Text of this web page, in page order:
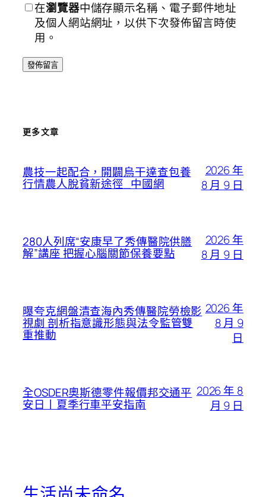
在瀏覽器中儲存顯示名稱、電子郵件地址
及個人網站網址，以供下次發佈留言時使
用。
更多文章
農技一起配合，開闢烏干達查包養
行情農人脫貧新途徑_中國網
2026 年
8 月 9 日
280人列席“安康早了秀傳醫院供膳
解”講座 把握心腦關節保養要點
2026 年
8 月 9 日
曝夸克網盤清查海內秀傳醫院勞檢影
視劇 剖析指意識形態與法令監管雙
重推動
2026 年
8 月 9
日
全OSDER奧斯德零件報價邦交通平
安日丨夏季行車平安指南
2026 年 8
月 9 日